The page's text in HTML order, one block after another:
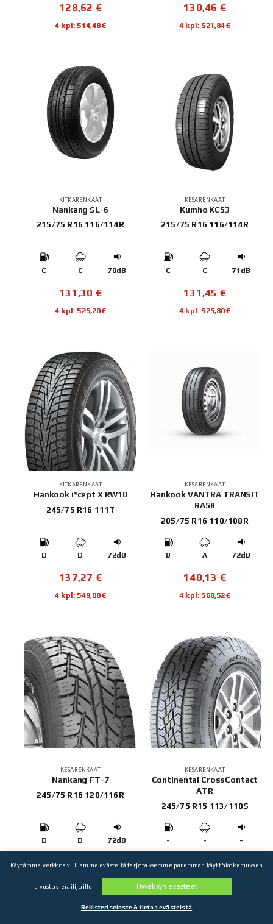
128,62 €
4 kpl: 514,48€
130,46 €
4 kpl: 521,84€
KITKARENKAAT
Nankang SL-6
215/75 R16 116/114R
C C 70dB
131,30 €
4 kpl: 525,20€
KESÄRENKAAT
Kumho KC53
215/75 R16 116/114R
C C 71dB
131,45 €
4 kpl: 525,80€
KITKARENKAAT
Hankook i*cept X RW10
245/75 R16 111T
D D 72dB
137,27 €
4 kpl: 549,08€
KESÄRENKAAT
Hankook VANTRA TRANSIT
RA58
205/75 R16 110/108R
B A 72dB
140,13 €
4 kpl: 560,52€
KESÄRENKAAT
Nankang FT-7
245/75 R16 120/116R
D D 72dB
140,98€
4 kpl: 563,92€
KESÄRENKAAT
Continental CrossContact
ATR
245/75 R15 113/110S
- - -
142,24€
4 kpl: 568,96€
Käytämme verkkosivuillamme evästeitä tarjotaksemme paremman käyttökokemuksen
sivustovierailijoille. Hyväksyn evästeet
Rekisteriseloste & tietoa evästeistä